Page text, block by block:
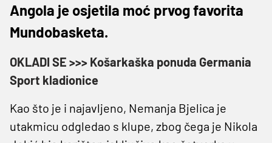
Angola je osjetila moć prvog favorita
Mundobasketa.
OKLADI SE >>> Košarkaška ponuda Germania
Sport kladionice
Kao što je i najavljeno, Nemanja Bjelica je
utakmicu odgledao s klupe, zbog čega je Nikola